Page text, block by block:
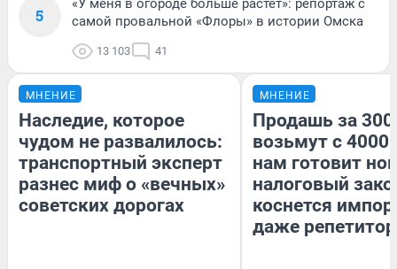
5
самой провальной «Флоры» в истории Омска
13 103 41
МНЕНИЕ
Наследие, которое
чудом не развалилось:
транспортный эксперт
разнес миф о «вечных»
советских дорогах
МНЕНИЕ
Продашь за
возьмут с
нам готовит
налоговый
коснется
даже